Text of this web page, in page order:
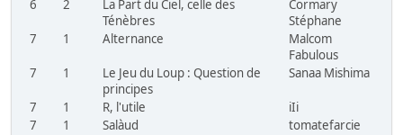
6
2
La Part du Ciel, celle des
Ténèbres
Cormary
Stéphane
7
1 Alternance
Malcom
Fabulous
7
1
Le Jeu du Loup : Question de
principes
Sanaa Mishima
7 1 R, l'utile
iIi
7
1 Salàud
tomatefarcie